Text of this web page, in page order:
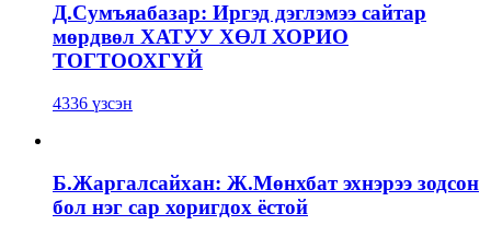
Д.Сумъяабазар: Иргэд дэглэмээ сайтар
мөрдвөл ХАТУУ ХӨЛ ХОРИО
ТОГТООХГҮЙ
4336 үзсэн
Б.Жаргалсайхан: Ж.Мөнхбат эхнэрээ зодсон
бол нэг сар хоригдох ёстой